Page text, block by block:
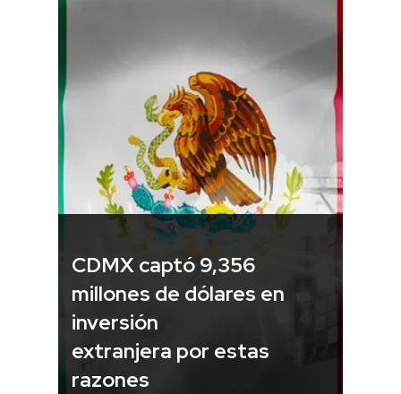
CDMX captó 9,356
millones de dólares en
inversión
extranjera por estas
razones